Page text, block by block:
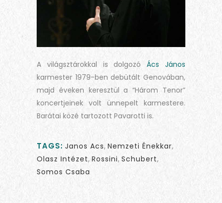
A világsztárokkal is dolgozóÁcs János
karmester 1979-ben debütált Genovában,
majd éveken keresztül a “Három Tenor”
koncertjeinek volt ünnepelt karmestere.
Barátai közé tartozott Pavarotti is.
TAGS: Janos Acs, Nemzeti Énekkar,
Olasz Intézet, Rossini, Schubert,
Somos Csaba